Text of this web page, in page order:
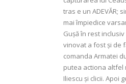
tras e un ADEVĂR;
mai împiedice
Gușă în rest
vinovat a fost și de
comanda Armatei
putea actiona altfel
Iliescu și clicii. Apoi